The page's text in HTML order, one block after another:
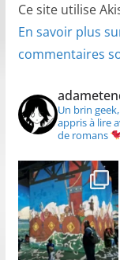
Ce site utilise
En savoir plus
commentaires
Un brin
appris à lire
de romans